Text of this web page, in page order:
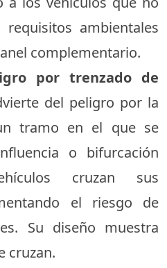
ambientales
complementario.
por trenzado de
del peligro por la
tramo en el que se
o bifurcación
cruzan sus
el riesgo de
Su diseño muestra
cruzan.